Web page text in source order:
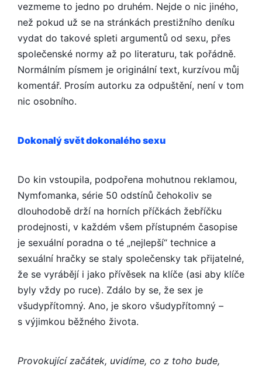
vezmeme to jedno po druhém. Nejde o nic jiného,
než pokud už se na stránkách prestižního deníku
vydat do takové spleti argumentů od sexu, přes
společenské normy až po literaturu, tak pořádně.
Normálním písmem je originální text, kurzívou můj
komentář. Prosím autorku za odpuštění, není v tom
nic osobního.
Dokonalý svět dokonalého sexu
Do kin vstoupila, podpořena mohutnou reklamou,
Nymfomanka, série 50 odstínů čehokoliv se
dlouhodobě drží na horních příčkách žebříčku
prodejnosti, v každém všem přístupném časopise
je sexuální poradna o té „nejlepší“ technice a
sexuální hračky se staly společensky tak přijatelné,
že se vyrábějí i jako přívěsek na klíče (asi aby klíče
byly vždy po ruce). Zdálo by se, že sex je
všudypřítomný. Ano, je skoro všudypřítomný –
s výjimkou běžného života.
Provokující začátek, uvidíme, co z toho bude,